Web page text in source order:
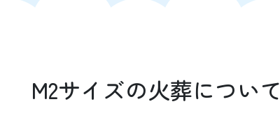
M2サイズの火葬について